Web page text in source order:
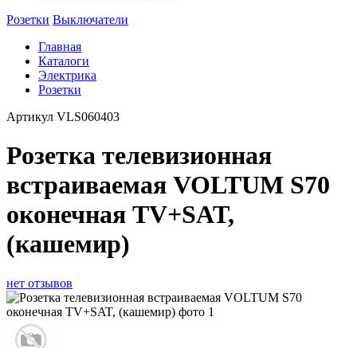
Розетки Выключатели
Главная
Каталоги
Электрика
Розетки
Артикул VLS060403
Розетка телевизионная
встраиваемая VOLTUM S70
оконечная TV+SAT,
(кашемир)
нет отзывов